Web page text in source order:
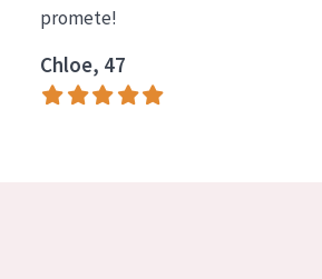
COLECCIÓN
Essentials
Lift+
promete!
Chloe, 47